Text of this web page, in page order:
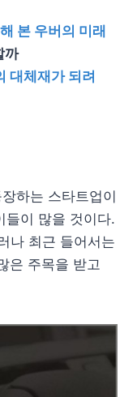
본 우버의 미래
까
대체재가 되려
하는 스타트업이
들이 많을 것이다.
나 최근 들어서는
은 주목을 받고